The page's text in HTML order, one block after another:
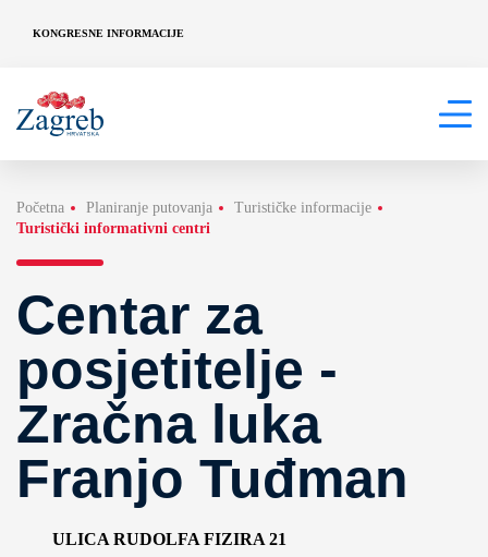
KONGRESNE INFORMACIJE
Početna Planiranje putovanja
Turističke informacije
Turistički informativni centri
Centar za
posjetitelje -
Zračna luka
Franjo Tuđman
ULICA RUDOLFA FIZIRA 21